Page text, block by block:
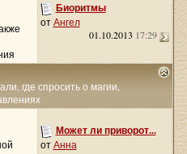
Биоритмы
отАнгел
01.10.2013 17:29
где спросить о магии,
Может ли приворот...
отАнна